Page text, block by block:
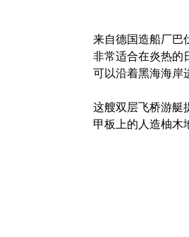
来自德国造船厂巴
非常适合在炎热的
可以沿着黑海海岸
这艘双层飞桥游艇
甲板上的人造柚木